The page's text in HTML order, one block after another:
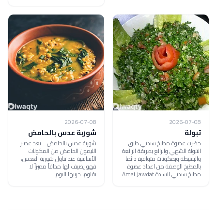
2026-07-08
تبولة
حضرت عضوة مطبخ سيدتي طبق
التبولة الشهي والرائع بطريقة الرائعة
والبسيطة وبمكونات متوافرة دائما
بالمطبخ الوصفة من اعداد عضوة
مطبخ سيدتي السيدة Amal Jawdat
2026-07-08
شوربة عدس بالحامض
شوربة عدس بالحامض .. يعد عصير
الليمون الحامض من المكونات
الأساسية عند تناول شوربة العدس،
فهو يضيف لها مذاقاً مميزاً لا
يقاوم، جربيها اليوم